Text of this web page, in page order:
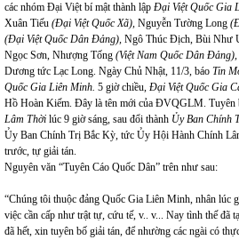
các nhóm Đại Việt bí mật thành lập Đại Việt Quốc Gia
Xuân Tiếu (Đại Việt Quốc Xã), Nguyễn Tường Long
(Đại Việt Quốc Dân Đảng), Ngô Thúc Địch, Bùi Như
Ngọc Sơn, Nhượng Tống (Việt Nam Quốc Dân Đảng),
Dương tức Lạc Long. Ngày Chủ Nhật, 11/3, báo Tin
Quốc Gia Liên Minh. 5 giờ chiều, Đại Việt Quốc Gia
Hồ Hoàn Kiếm. Đây là tên mới của ĐVQGLM. Tuyên
Lâm Thời lúc 9 giờ sáng, sau đổi thành Ủy Ban Chính
Ủy Ban Chính Trị Bắc Kỳ, tức Ủy Hội Hành Chính
trước, tự giải tán.
Nguyên văn “Tuyên Cáo Quốc Dân” trên như sau:
“Chúng tôi thuộc đảng Quốc Gia Liên Minh, nhân lúc
việc cần cấp như trật tự, cứu tế, v.. v... Nay tình thế đã
đã hết, xin tuyên bố giải tán, để nhường các ngài có